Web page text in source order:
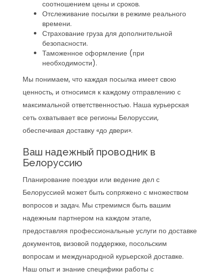
соотношением цены и сроков.
Отслеживание посылки в режиме реального
времени.
Страхование груза для дополнительной
безопасности.
Таможенное оформление (при
необходимости).
Мы понимаем, что каждая посылка имеет свою
ценность, и относимся к каждому отправлению с
максимальной ответственностью. Наша курьерская
сеть охватывает все регионы Белоруссии,
обеспечивая доставку «до двери».
Ваш надежный проводник в
Белоруссию
Планирование поездки или ведение дел с
Белоруссией может быть сопряжено с множеством
вопросов и задач. Мы стремимся быть вашим
надежным партнером на каждом этапе,
предоставляя профессиональные услуги по доставке
документов, визовой поддержке, посольским
вопросам и международной курьерской доставке.
Наш опыт и знание специфики работы с